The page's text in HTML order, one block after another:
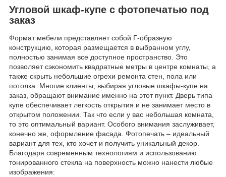
Угловой шкаф-купе с фотопечатью под
заказ
Формат мебели представляет собой Г-образную
конструкцию, которая размещается в выбранном углу,
полностью занимая все доступное пространство. Это
позволяет сэкономить квадратные метры в центре комнаты, а
также скрыть небольшие огрехи ремонта стен, пола или
потолка. Многие клиенты, выбирая угловые шкафы-купе на
заказ, обращают внимание именно на этот пункт. Дверь типа
купе обеспечивает легкость открытия и не занимает место в
открытом положении. Так что если у вас небольшая комната,
то это оптимальный вариант. Особого внимания заслуживает,
конечно же, оформление фасада. Фотопечать – идеальный
вариант для тех, кто хочет и получить уникальный декор.
Благодаря современным технологиям и использованию
тонированного стекла на поверхность можно нанести любые
изображения: